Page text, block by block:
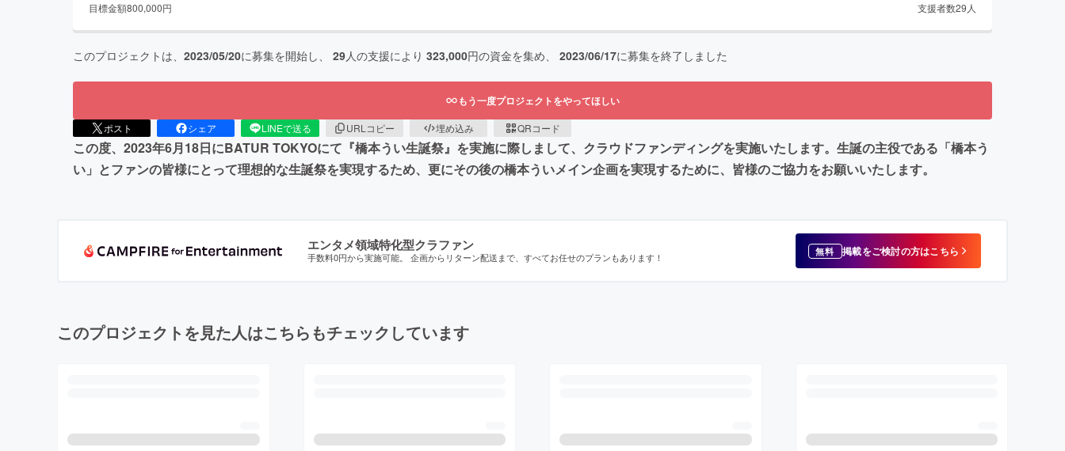
目標金額800,000円 支援者数29 人
このプロジェクトは、 2023/05/20に募集を開始し、 29人の支援により 323,000円の資金を集め、 2023/06/17に募集を終了しました
もう一度プロジェクトをやってほしい
ポスト シェア LINEで送る URLコピー 埋め込み QRコード
この度、2023年6月18日にBATUR TOKYOにて『橋本うい生誕祭』を実施に際しまして、クラウドファンディングを実施いたします。生誕の主役である「橋本う
い」とファンの皆様にとって理想的な生誕祭を実現するため、更にその後の橋本ういメイン企画を実現するために、皆様のご協力をお願いいたします。
エンタメ領域特化型クラファン
手数料0円から実施可能。 企画からリターン配送まで、すべてお任せのプランもあります！ 無料 掲載をご検討の方はこちら
このプロジェクトを見た人はこちらもチェックしています